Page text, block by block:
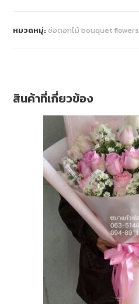
หมวดหมู่:ช่อดอกไม้ bouquet flowers
สินค้าที่เกี่ยวข้อง